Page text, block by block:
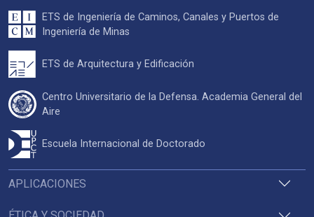
APLICACIONES
ETS de Ingeniería de Caminos, Canales y Puertos de
Ingeniería de Minas
ETS de Arquitectura y Edificación
Centro Universitario de la Defensa. Academia General del
Aire
Escuela Internacional de Doctorado